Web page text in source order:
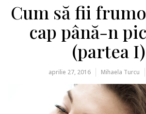
Cum să fii
cap până-n
(partea I)
aprilie 27, 2016 Mihaela Turcu